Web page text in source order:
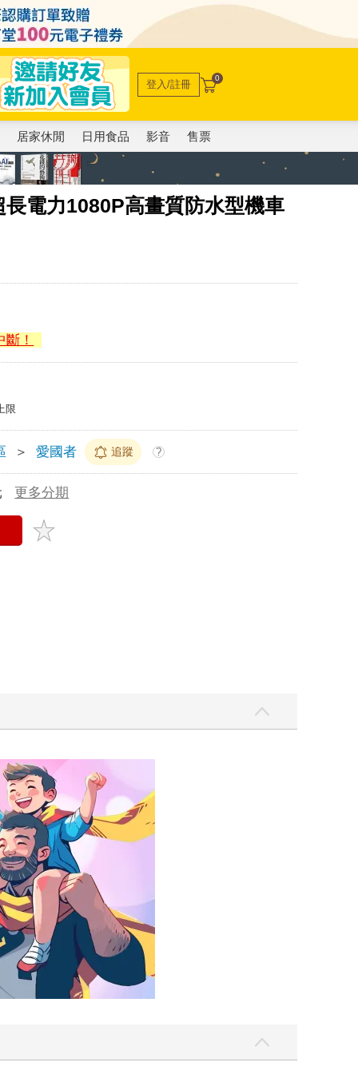
登入/註冊 0
居家休閒 日用食品 影音 售票
電力1080P高畫質防水型機車
！
限
＞ 愛國者 追蹤 ?
更多分期